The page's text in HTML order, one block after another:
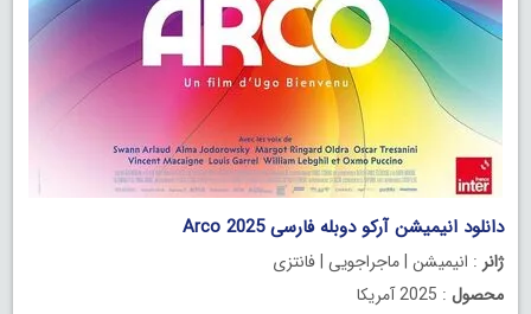
دانلود انیمیشن آرکو دوبله فارسی Arco 2025
ژانر : انیمیشن | ماجراجویی | فانتزی
محصول : 2025 آمریکا